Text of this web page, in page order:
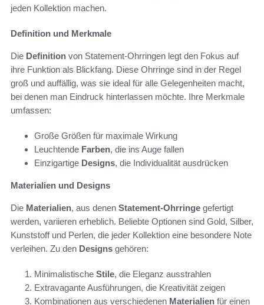
jeden Kollektion machen.
Definition und Merkmale
Die Definition von Statement-Ohrringen legt den Fokus auf
ihre Funktion als Blickfang. Diese Ohrringe sind in der Regel
groß und auffällig, was sie ideal für alle Gelegenheiten macht,
bei denen man Eindruck hinterlassen möchte. Ihre Merkmale
umfassen:
Große Größen für maximale Wirkung
Leuchtende Farben, die ins Auge fallen
Einzigartige Designs, die Individualität ausdrücken
Materialien und Designs
Die Materialien, aus denen Statement-Ohrringe gefertigt
werden, variieren erheblich. Beliebte Optionen sind Gold, Silber,
Kunststoff und Perlen, die jeder Kollektion eine besondere Note
verleihen. Zu den Designs gehören:
Minimalistische Stile, die Eleganz ausstrahlen
Extravagante Ausführungen, die Kreativität zeigen
Kombinationen aus verschiedenen Materialien für einen